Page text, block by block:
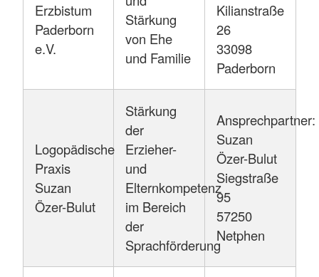
Erzbistum
Paderborn
e.V.
Stärkung
von Ehe
und Familie
Kilianstraße
26
33098
Paderborn
Logopädische
Praxis
Suzan
Özer-Bulut
Stärkung
der
Erzieher-
und
Elternkompetenz
im Bereich
der
Sprachförderung
Ansprechpartner:
Suzan
Özer-Bulut
Siegstraße
95
57250
Netphen